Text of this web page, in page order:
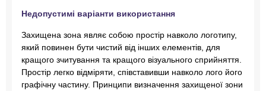
Недопустимі варіанти використання
Захищена зона являє собою простір навколо логотипу,
який повинен бути чистий від інших елементів, для
кращого зчитування та кращого візуального сприйняття.
Простір легко відміряти, співставивши навколо лого його
графічну частину. Принципи визначення захищеної зони